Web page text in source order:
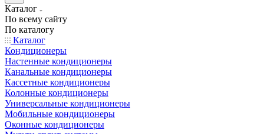
Каталог
По всему сайту
По каталогу
Каталог
Кондиционеры
Настенные кондиционеры
Канальные кондиционеры
Кассетные кондиционеры
Колонные кондиционеры
Универсальные кондиционеры
Мобильные кондиционеры
Оконные кондиционеры